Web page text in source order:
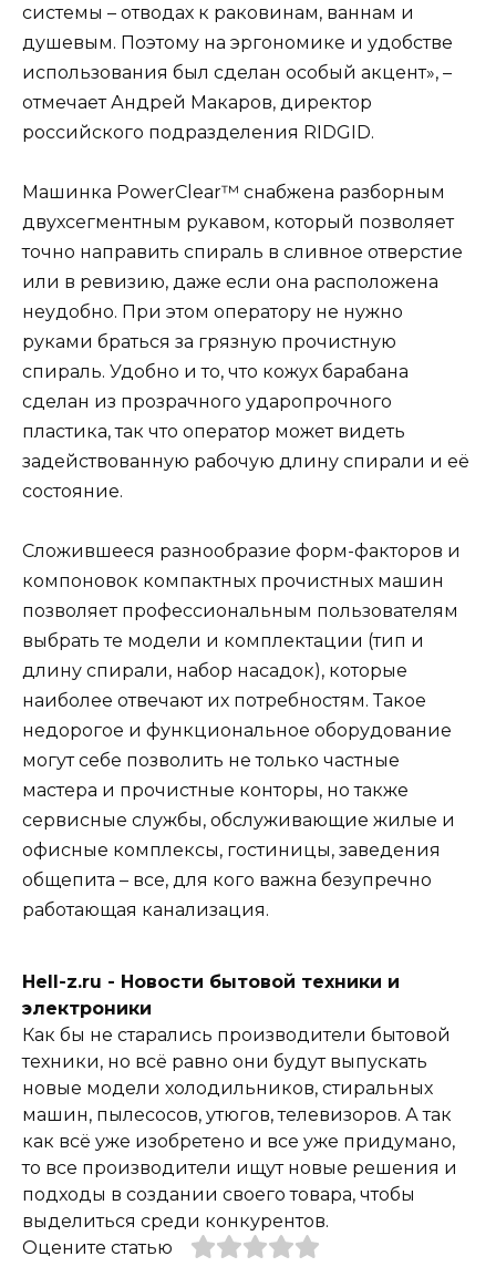
системы – отводах к раковинам, ваннам и
душевым. Поэтому на эргономике и удобстве
использования был сделан особый акцент», –
отмечает Андрей Макаров, директор
российского подразделения RIDGID.
Машинка PowerClear™ снабжена разборным
двухсегментным рукавом, который позволяет
точно направить спираль в сливное отверстие
или в ревизию, даже если она расположена
неудобно. При этом оператору не нужно
руками браться за грязную прочистную
спираль. Удобно и то, что кожух барабана
сделан из прозрачного ударопрочного
пластика, так что оператор может видеть
задействованную рабочую длину спирали и её
состояние.
Сложившееся разнообразие форм-факторов и
компоновок компактных прочистных машин
позволяет профессиональным пользователям
выбрать те модели и комплектации (тип и
длину спирали, набор насадок), которые
наиболее отвечают их потребностям. Такое
недорогое и функциональное оборудование
могут себе позволить не только частные
мастера и прочистные конторы, но также
сервисные службы, обслуживающие жилые и
офисные комплексы, гостиницы, заведения
общепита – все, для кого важна безупречно
работающая канализация.
Hell-z.ru - Новости бытовой техники и
электроники
Как бы не старались производители бытовой
техники, но всё равно они будут выпускать
новые модели холодильников, стиральных
машин, пылесосов, утюгов, телевизоров. А так
как всё уже изобретено и все уже придумано,
то все производители ищут новые решения и
подходы в создании своего товара, чтобы
выделиться среди конкурентов.
Оцените статью